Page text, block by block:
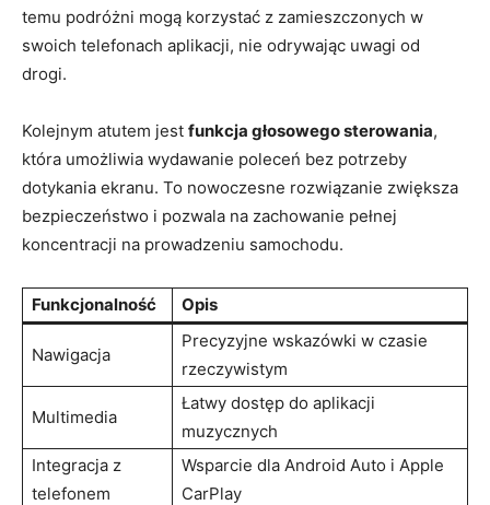
temu podróżni mogą korzystać z zamieszczonych w
swoich telefonach aplikacji, nie odrywając uwagi od
drogi.
Kolejnym atutem jest funkcja głosowego sterowania,
która umożliwia wydawanie poleceń bez potrzeby
dotykania ekranu. To nowoczesne rozwiązanie zwiększa
bezpieczeństwo i pozwala na zachowanie pełnej
koncentracji na prowadzeniu samochodu.
Funkcjonalność Opis
Nawigacja
Precyzyjne wskazówki w czasie
rzeczywistym
Multimedia
Łatwy dostęp do aplikacji
muzycznych
Integracja z
telefonem
Wsparcie dla Android Auto i Apple
CarPlay